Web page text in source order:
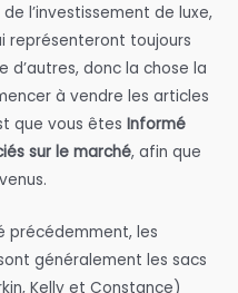
l’investissement de luxe,
représenteront toujours
d’autres, donc la chose la
à vendre les articles
que vous êtes Informé
sur le marché, afin que
précédemment, les
généralement les sacs
Kelly et Constance)